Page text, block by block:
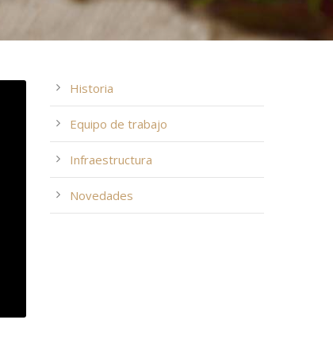
Historia
Equipo de trabajo
Infraestructura
Novedades